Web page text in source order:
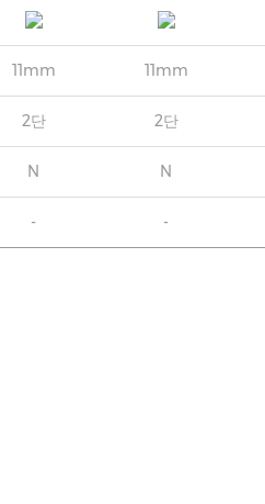
11mm 11mm
2단 2단
N N
- -